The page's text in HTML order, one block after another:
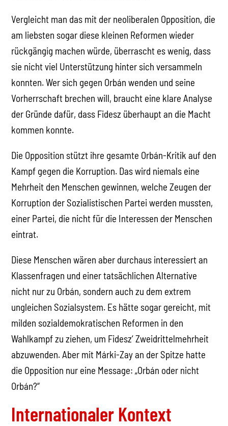
Vergleicht man das mit der neoliberalen Opposition, die
am liebsten sogar diese kleinen Reformen wieder
rückgängig machen würde, überrascht es wenig, dass
sie nicht viel Unterstützung hinter sich versammeln
konnten. Wer sich gegen Orbán wenden und seine
Vorherrschaft brechen will, braucht eine klare Analyse
der Gründe dafür, dass Fidesz überhaupt an die Macht
kommen konnte.
Die Opposition stützt ihre gesamte Orbán-Kritik auf den
Kampf gegen die Korruption. Das wird niemals eine
Mehrheit den Menschen gewinnen, welche Zeugen der
Korruption der Sozialistischen Partei werden mussten,
einer Partei, die nicht für die Interessen der Menschen
eintrat.
Diese Menschen wären aber durchaus interessiert an
Klassenfragen und einer tatsächlichen Alternative
nicht nur zu Orbán, sondern auch zu dem extrem
ungleichen Sozialsystem. Es hätte sogar gereicht, mit
milden sozialdemokratischen Reformen in den
Wahlkampf zu ziehen, um Fidesz‘ Zweidrittelmehrheit
abzuwenden. Aber mit Márki-Zay an der Spitze hatte
die Opposition nur eine Message: „Orbán oder nicht
Orbán?“
Internationaler Kontext